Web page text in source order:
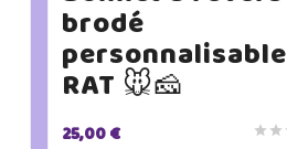
brodé
RAT 🐭🧀
 
25,00 €